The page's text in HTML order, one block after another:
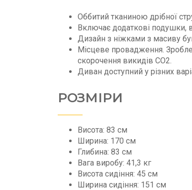
Оббитий тканиною дрібної
Включає додаткові подушки,
Дизайн з ніжками з масиву
Місцеве провадження.
скорочення викидів CO2.
Диван доступний у різних
РОЗМІРИ
Висота: 83 см
Ширина: 170 см
Глибина: 83 см
Вага виробу: 41,3 кг
Висота сидіння: 45 см
Ширина сидіння: 151 см